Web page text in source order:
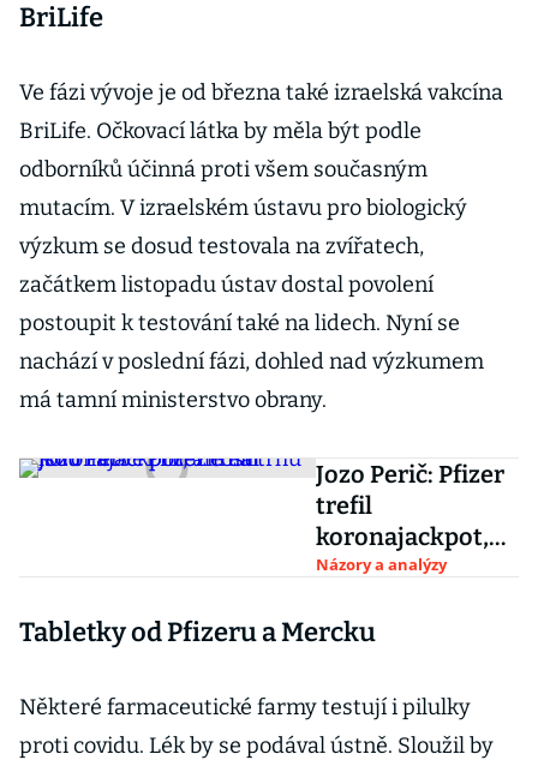
BriLife
Ve fázi vývoje je od března také izraelská vakcína
BriLife. Očkovací látka by měla být podle
odborníků účinná proti všem současným
mutacím. V izraelském ústavu pro biologický
výzkum se dosud testovala na zvířatech,
začátkem listopadu ústav dostal povolení
postoupit k testování také na lidech. Nyní se
nachází v poslední fázi, dohled nad výzkumem
má tamní ministerstvo obrany.
Jozo Perič: Pfizer
trefil
koronajackpot,
ale na trhu jsou i
Názory a analýzy
Tabletky od Pfizeru a Mercku
Některé farmaceutické farmy testují i pilulky
proti covidu. Lék by se podával ústně. Sloužil by